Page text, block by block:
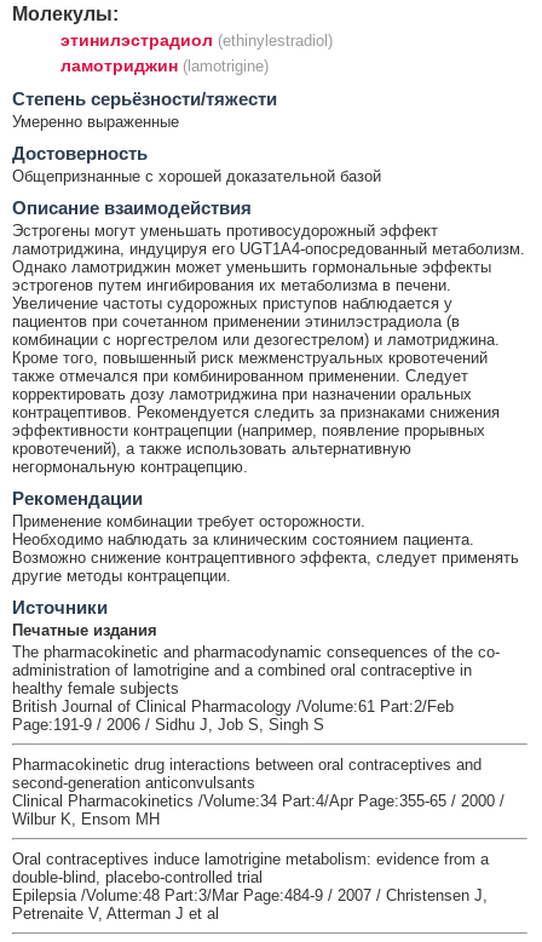
Молекулы:
этинилэстрадиол (ethinylestradiol)
ламотриджин (lamotrigine)
Cтепень серьёзности/тяжести
Умеренно выраженные
Достоверность
Общепризнанные с хорошей доказательной базой
Описание взаимодействия
Эстрогены могут уменьшать противосудорожный эффект
ламотриджина, индуцируя его UGT1A4-опосредованный метаболизм.
Однако ламотриджин может уменьшить гормональные эффекты
эстрогенов путем ингибирования их метаболизма в печени.
Увеличение частоты судорожных приступов наблюдается у
пациентов при сочетанном применении этинилэстрадиола (в
комбинации с норгестрелом или дезогестрелом) и ламотриджина.
Кроме того, повышенный риск межменструальных кровотечений
также отмечался при комбинированном применении. Следует
корректировать дозу ламотриджина при назначении оральных
контрацептивов. Рекомендуется следить за признаками снижения
эффективности контрацепции (например, появление прорывных
кровотечений), а также использовать альтернативную
негормональную контрацепцию.
Рекомендации
Применение комбинации требует осторожности.
Необходимо наблюдать за клиническим состоянием пациента.
Возможно снижение контрацептивного эффекта, следует применять
другие методы контрацепции.
Источники
Печатные издания
The pharmacokinetic and pharmacodynamic consequences of the co-
administration of lamotrigine and a combined oral contraceptive in
healthy female subjects
British Journal of Clinical Pharmacology /Volume:61 Part:2/Feb
Page:191-9 / 2006 / Sidhu J, Job S, Singh S
Pharmacokinetic drug interactions between oral contraceptives and
second-generation anticonvulsants
Clinical Pharmacokinetics /Volume:34 Part:4/Apr Page:355-65 / 2000 /
Wilbur K, Ensom MH
Oral contraceptives induce lamotrigine metabolism: evidence from a
double-blind, placebo-controlled trial
Epilepsia /Volume:48 Part:3/Mar Page:484-9 / 2007 / Christensen J,
Petrenaite V, Atterman J et al